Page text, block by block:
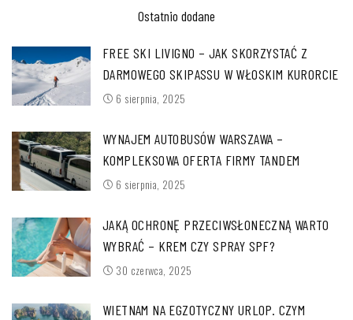
Ostatnio dodane
FREE SKI LIVIGNO – JAK SKORZYSTAĆ Z
DARMOWEGO SKIPASSU W WŁOSKIM KURORCIE
6 sierpnia, 2025
WYNAJEM AUTOBUSÓW WARSZAWA –
KOMPLEKSOWA OFERTA FIRMY TANDEM
6 sierpnia, 2025
JAKĄ OCHRONĘ PRZECIWSŁONECZNĄ WARTO
WYBRAĆ – KREM CZY SPRAY SPF?
30 czerwca, 2025
WIETNAM NA EGZOTYCZNY URLOP. CZYM